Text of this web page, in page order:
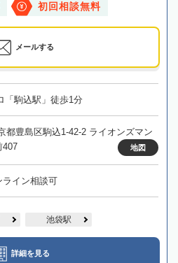
初回相談無料
メールする
「駒込駅」徒歩1分
都豊島区駒込1-42-2 ライオンズマン
407
地図
イン相談可
池袋駅
詳細を見る